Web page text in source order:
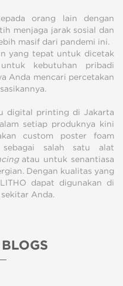
orang lain dengan
menjaga jarak sosial dan
masif dari pandemi ini.
yang tepat untuk dicetak
kebutuhan pribadi
Anda mencari percetakan
digital printing di Jakarta
setiap produknya kini
custom poster foam
sebagai salah satu alat
atau untuk senantiasa
.Dengan kualitas yang
dapat digunakan di
Anda.